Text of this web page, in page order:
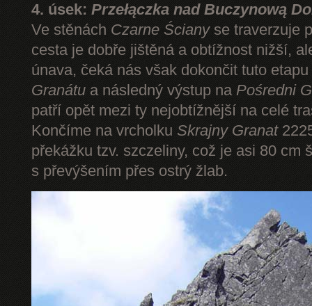
4. úsek: Przełączka nad Buczynową
Ve stěnách Czarne Ścianyse traverzuje
cesta je dobře jištěná a obtížnost nižší,
únava, čeká nás však dokončit tuto
Granátu a následný výstup na Pośredni
patří opět mezi ty nejobtížnější na celé
Končíme na vrcholku Skrajny Granat
překážku tzv. szczeliny, což je asi 80 cm
s převýšením přes ostrý žlab.